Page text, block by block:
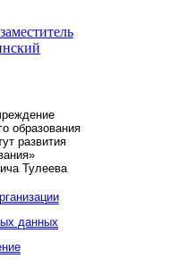
образования
развития
Тулеева
данных